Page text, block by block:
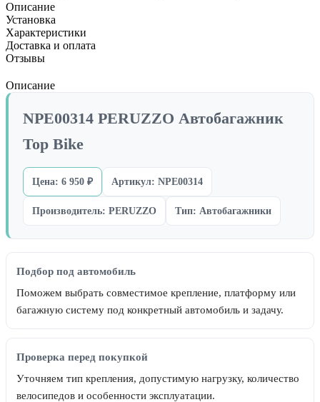
Описание
Установка
Характеристики
Доставка и оплата
Отзывы
Описание
NPE00314 PERUZZO Автобагажник
Top Bike
Цена: 6 950 ₽ Артикул: NPE00314
Производитель: PERUZZO Тип: Автобагажники
Подбор под автомобиль
Поможем выбрать совместимое крепление, платформу или
багажную систему под конкретный автомобиль и задачу.
Проверка перед покупкой
Уточняем тип крепления, допустимую нагрузку, количество
велосипедов и особенности эксплуатации.